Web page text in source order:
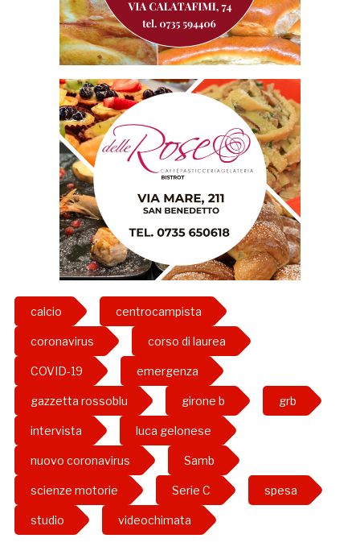
calcio centrocampista
coronavirus corso di laurea
COVID-19 emergenza
gazzetta rossoblu girone b grb
intervista luca gelonese
nuovo coronavirus Samb
scienze motorie Serie C spesa
studio videochimata